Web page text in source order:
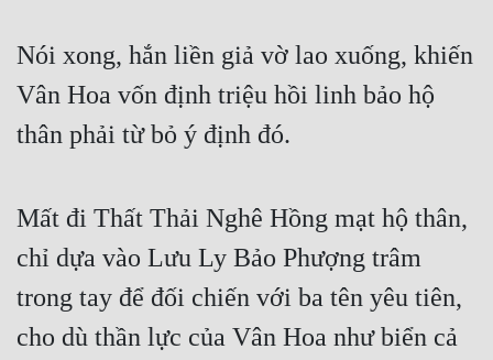
Sảng Văn
Sắc
Sủng
Tiên Hiệp
Tiểu Thuyết
Trinh Thám
Nói xong, hắn liền giả vờ lao xuống, khiến
Vân Hoa vốn định triệu hồi linh bảo hộ
thân phải từ bỏ ý định đó.
Mất đi Thất Thải Nghê Hồng mạt hộ thân,
chỉ dựa vào Lưu Ly Bảo Phượng trâm
trong tay để đối chiến với ba tên yêu tiên,
cho dù thần lực của Vân Hoa như biển cả